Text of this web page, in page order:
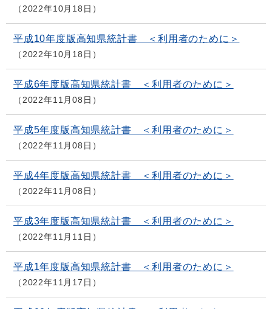
2022年10月18日
平成10年度版高知県統計書 ＜利用者のために＞
2022年10月18日
平成6年度版高知県統計書 ＜利用者のために＞
2022年11月08日
平成5年度版高知県統計書 ＜利用者のために＞
2022年11月08日
平成4年度版高知県統計書 ＜利用者のために＞
2022年11月08日
平成3年度版高知県統計書 ＜利用者のために＞
2022年11月11日
平成1年度版高知県統計書 ＜利用者のために＞
2022年11月17日